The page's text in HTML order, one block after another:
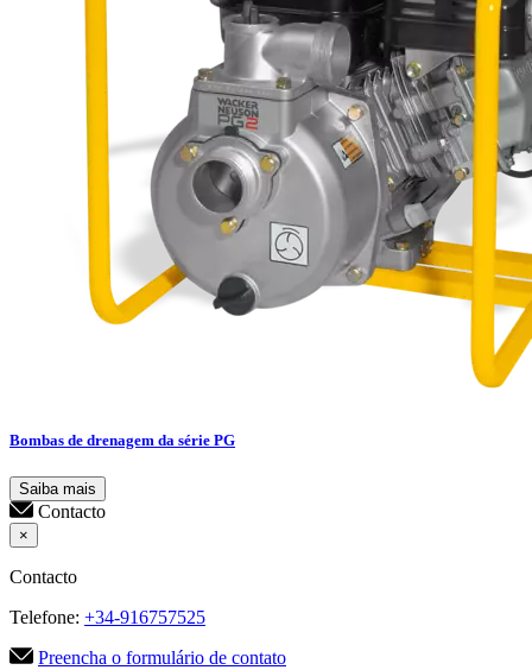
Bombas de drenagem da série PG
Saiba mais
Contacto
×
Contacto
Telefone: +34-916757525
Preencha o formulário de contato